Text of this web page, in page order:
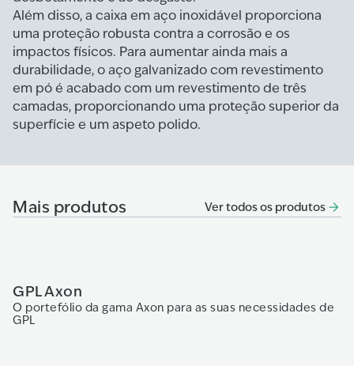
Além disso, a caixa em aço inoxidável proporciona
uma proteção robusta contra a corrosão e os
impactos físicos. Para aumentar ainda mais a
durabilidade, o aço galvanizado com revestimento
em pó é acabado com um revestimento de três
camadas, proporcionando uma proteção superior da
superfície e um aspeto polido.
Mais produtos Ver todos os produtos
GPL Axon
O portefólio da gama Axon para as suas necessidades de
GPL